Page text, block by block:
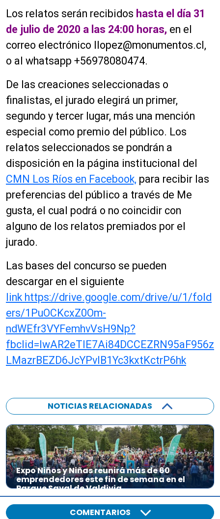
Los relatos serán recibidos hasta el día 31
de julio de 2020 a las 24:00 horas, en el
correo electrónico
llopez@monumentos.cl ,
o al whatsapp +56978080474.
De las creaciones seleccionadas o
finalistas, el jurado elegirá un primer,
segundo y tercer lugar, más una mención
especial como premio del público. Los
relatos seleccionados se pondrán a
disposición en la página institucional del
CMN Los Ríos en Facebook, para recibir las
preferencias del público a través de Me
gusta, el cual podrá o no coincidir con
alguno de los relatos premiados por el
jurado.
Las bases del concurso se pueden
descargar en el siguiente
link https://drive.google.com/drive/u/1/fold
ers/1PuOCKcxZ0Om-
ndWEfr3VYFemhvVsH9Np?
fbclid=IwAR2eTlE7Ai84DCCEZRN95aF956z
LMazrBEZD6JcYPvlB1Yc3kxtKctrP6hk
NOTICIAS RELACIONADAS
Expo Niños y Niñas reunirá más de 60
emprendedores este fin de semana en el
Parque Saval de Valdivia
COMENTARIOS